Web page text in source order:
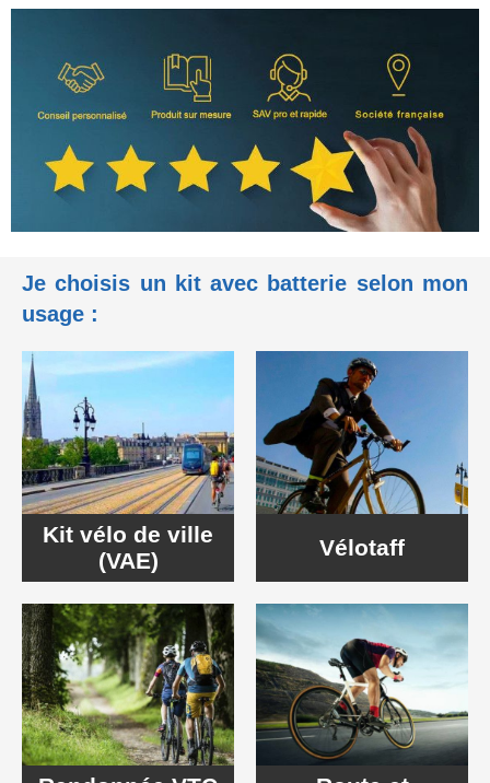
Je choisis un kit avec batterie selon mon
usage :
Kit vélo de ville
(VAE)
Vélotaff